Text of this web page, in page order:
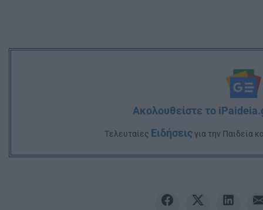
Ακολουθείστε το
Tελευταίες Ειδήσειςγια την Παιδεία